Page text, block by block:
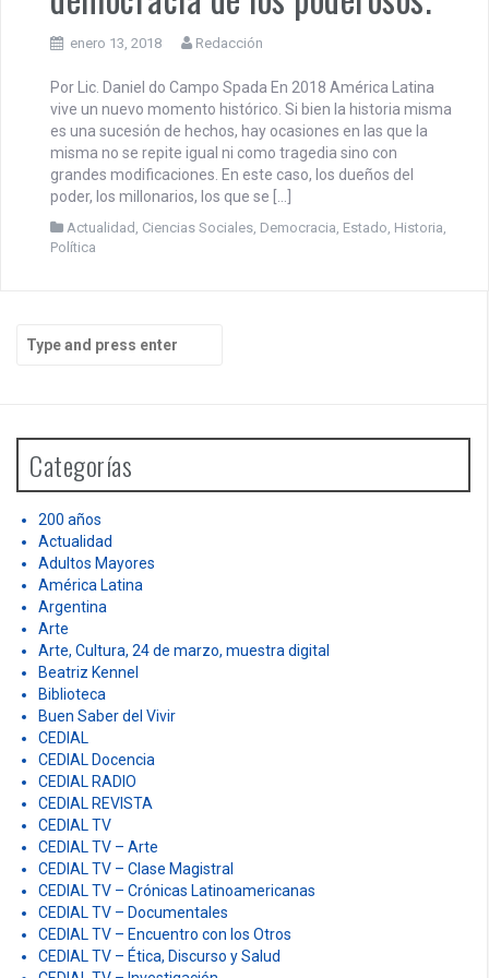
enero 13, 2018 Redacción
Por Lic. Daniel do Campo Spada En 2018 América Latina
vive un nuevo momento histórico. Si bien la historia misma
es una sucesión de hechos, hay ocasiones en las que la
misma no se repite igual ni como tragedia sino con
grandes modificaciones. En este caso, los dueños del
poder, los millonarios, los que se […]
Actualidad , Ciencias Sociales, Democracia, Estado, Historia,
Política
h
o
Categorías
200 años
Actualidad
Adultos Mayores
América Latina
Argentina
Arte
Arte, Cultura, 24 de marzo, muestra digital
Beatriz Kennel
Biblioteca
Buen Saber del Vivir
CEDIAL
CEDIAL Docencia
CEDIAL RADIO
CEDIAL REVISTA
CEDIAL TV
CEDIAL TV – Arte
CEDIAL TV – Clase Magistral
CEDIAL TV – Crónicas Latinoamericanas
CEDIAL TV – Documentales
CEDIAL TV – Encuentro con los Otros
CEDIAL TV – Ética, Discurso y Salud